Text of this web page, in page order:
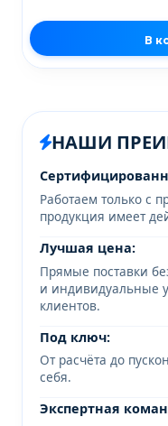
В
НАШИ
Работаем только с
продукция имеет
Лучшая цена:
Прямые поставки
и индивидуальные
клиентов.
Под ключ:
От расчёта до
себя.
Экспертная